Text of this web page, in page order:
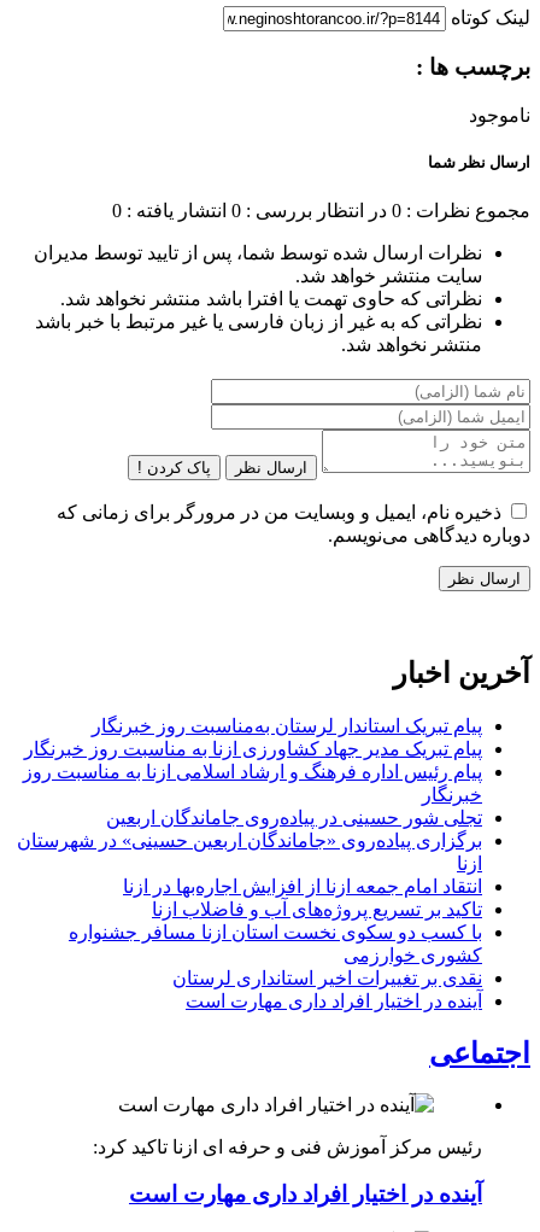
لینک کوتاه
برچسب ها :
ناموجود
ارسال نظر شما
مجموع نظرات : 0 در انتظار بررسی : 0 انتشار یافته : 0
نظرات ارسال شده توسط شما، پس از تایید توسط مدیران
سایت منتشر خواهد شد.
نظراتی که حاوی تهمت یا افترا باشد منتشر نخواهد شد.
نظراتی که به غیر از زبان فارسی یا غیر مرتبط با خبر باشد
منتشر نخواهد شد.
ارسال نظر پاک کردن !
ذخیره نام، ایمیل و وبسایت من در مرورگر برای زمانی که
دوباره دیدگاهی می‌نویسم.
آخرین اخبار
پیام تبریک استاندار لرستان به‌مناسبت روز خبرنگار
پیام تبریک مدیر جهاد کشاورزی ازنا به مناسبت روز خبرنگار
پیام رئیس اداره فرهنگ و ارشاد اسلامی ازنا به مناسبت روز
خبرنگار
تجلی شور حسینی در پیاده‌روی جاماندگان اربعین
برگزاری پیاده‌روی «جاماندگان اربعین حسینی» در شهرستان
ازنا
انتقاد امام جمعه ازنا از افزایش اجاره‌بها در ازنا
تاکید بر تسریع پروژه‌های آب و فاضلاب ازنا
با کسب دو سکوی نخست استان ازنا مسافر جشنواره
کشوری خوارزمی
نقدی بر تغییرات اخیر استانداری لرستان
آینده در اختیار افراد داری مهارت است
اجتماعی
رئیس مرکز آموزش فنی و حرفه ای ازنا تاکید کرد:
آینده در اختیار افراد داری مهارت است